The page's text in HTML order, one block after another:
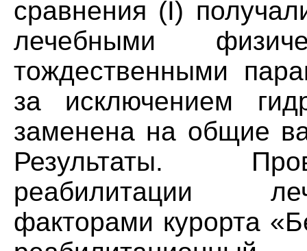
сравнения (I)
лечебными
тождественными
за исключением
заменена на общие
Результаты.
реабилитации
факторами курорта